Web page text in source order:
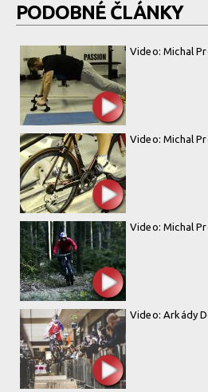
PODOBNÉ ČLÁNKY
Video: Michal
Video: Michal
Video: Michal
Video: Arkády